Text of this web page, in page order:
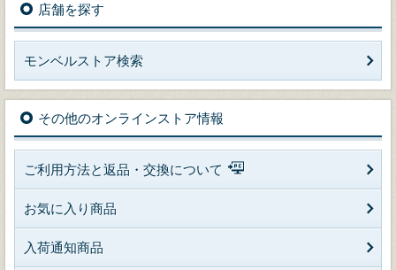
店舗を探す
モンベルストア検索
その他のオンラインストア情報
ご利用方法と返品・交換について
お気に入り商品
入荷通知商品